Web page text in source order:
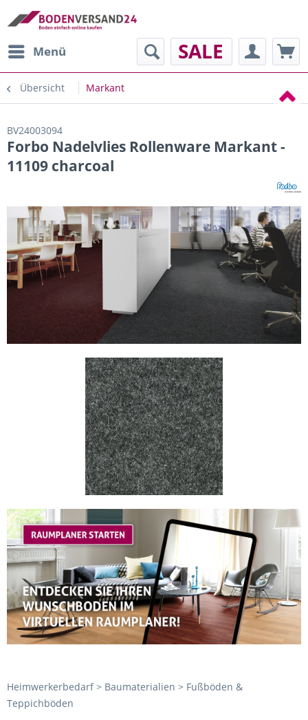
Menü SALE
Übersicht Markant
BV24003094
Forbo Nadelvlies Rollenware Markant -
11109 charcoal
Heimwerkerbedarf > Baumaterialien > Fußböden &
Teppichböden